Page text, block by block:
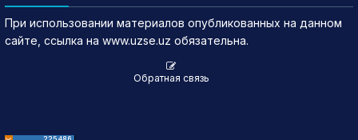
При использовании материалов опубликованных на данном
сайте, ссылка на www.uzse.uz обязательна.
Обратная связь